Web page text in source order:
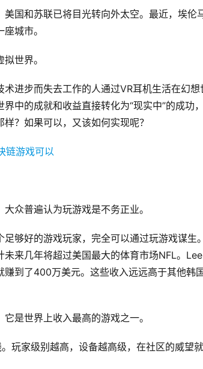
国和苏联已将目光转向外太空。最近，埃伦
城市。
世界。
进步而失去工作的人通过VR耳机生活在幻想
中的成就和收益直接转化为“现实中”的成功
？如果可以，又该如何实现呢？
众普遍认为玩游戏是不务正业。
够好的游戏玩家，完全可以通过玩游戏谋生
来几年将超过美国最大的体育市场NFL。Lee
到了400万美元。这些收入远远高于其他韩
是世界上收入最高的游戏之一。
玩家级别越高，设备越高级，在社区的威望